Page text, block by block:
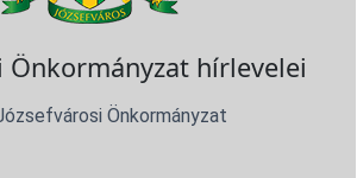
Önkormányzat hírlevelei
Önkormányzat